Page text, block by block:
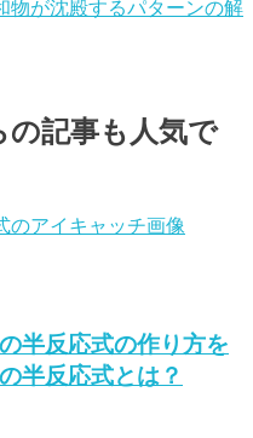
物が沈殿するパターンの解
の記事も人気で
半反応式の作り方を
半反応式とは？